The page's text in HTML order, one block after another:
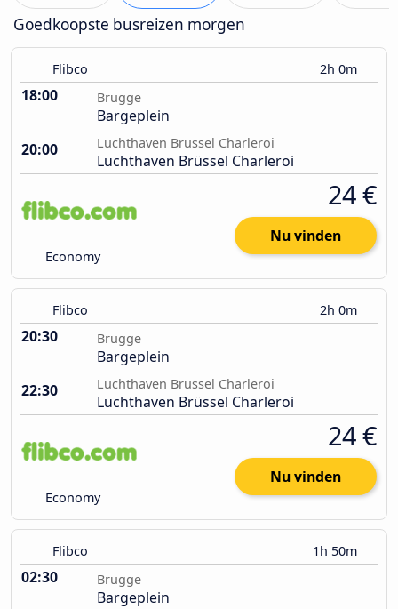
Goedkoopste busreizen morgen
Flibco 2h 0m
18:00 Brugge
Bargeplein
20:00
Luchthaven Brussel Charleroi
Luchthaven Brüssel Charleroi
Economy
24 €
Nu vinden
Flibco 2h 0m
20:30 Brugge
Bargeplein
22:30
Luchthaven Brussel Charleroi
Luchthaven Brüssel Charleroi
Economy
24 €
Nu vinden
Flibco 1h 50m
02:30 Brugge
Bargeplein